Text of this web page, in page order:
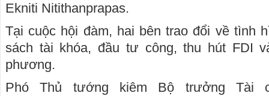
Ekniti Nitithanprapas.
Tại cuộc hội đàm, hai bên trao đổi về tình
sách tài khóa, đầu tư công, thu hút FDI
phương.
Phó Thủ tướng kiêm Bộ trưởng Tài